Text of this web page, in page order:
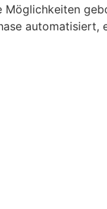
Möglichkeiten